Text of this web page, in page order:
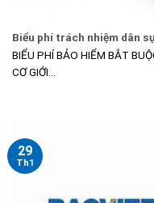
Biểu phí trách nhiệm dân
BIỂU PHÍ BẢO HIỂM BẮT
CƠ GIỚI...
29
Th1